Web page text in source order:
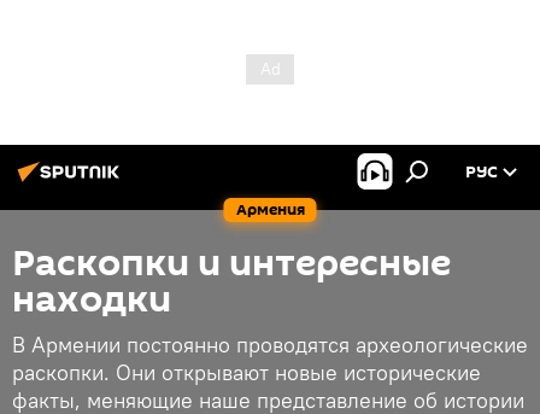
Армения
РУС
Раскопки и интересные
находки
В Армении постоянно проводятся археологические
раскопки. Они открывают новые исторические
факты, меняющие наше представление об истории